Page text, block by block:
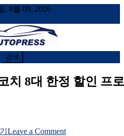
, 8월 09, 2026
자동차, 시승기, 한상기
치 8대 한정 할인 프로
Leave a Commenton